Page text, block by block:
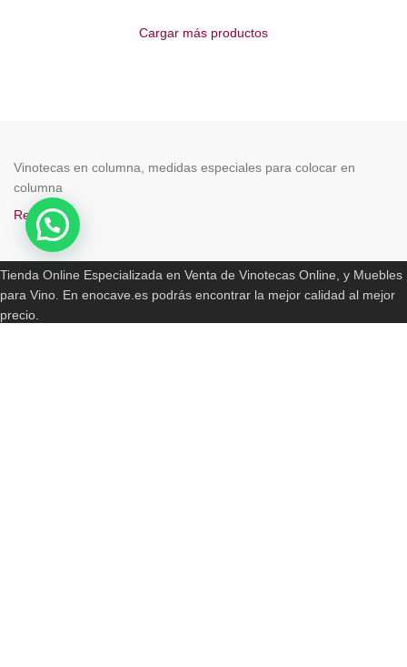
Cargar más productos
Vinotecas en columna, medidas especiales para colocar en
columna
Read More
ENOCAVE.ES
Tienda Online Especializada en Venta de Vinotecas Online, y Muebles
para Vino. En enocave.es podrás encontrar la mejor calidad al mejor
precio.